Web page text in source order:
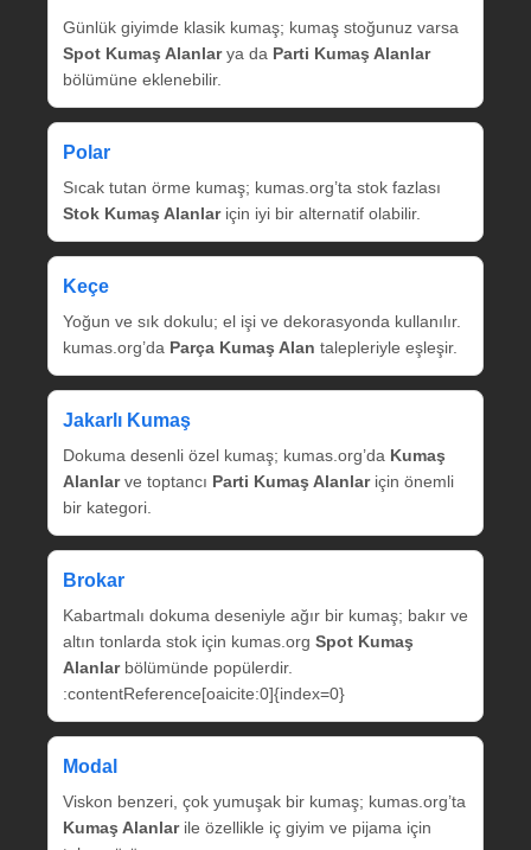
Günlük giyimde klasik kumaş; kumaş stoğunuz varsa
Spot Kumaş Alanlarya da Parti Kumaş Alanlar
bölümüne eklenebilir.
Polar
Sıcak tutan örme kumaş; kumas.org’ta stok fazlası
Stok Kumaş Alanlariçin iyi bir alternatif olabilir.
Keçe
Yoğun ve sık dokulu; el işi ve dekorasyonda kullanılır.
kumas.org’da Parça Kumaş Alan talepleriyle eşleşir.
Jakarlı Kumaş
Dokuma desenli özel kumaş; kumas.org’da Kumaş
Alanlarve toptancı Parti Kumaş Alanlariçin önemli
bir kategori.
Brokar
Kabartmalı dokuma deseniyle ağır bir kumaş; bakır ve
altın tonlarda stok için kumas.org Spot Kumaş
Alanlarbölümünde popülerdir.
:contentReference[oaicite:0]{index=0}
Modal
Viskon benzeri, çok yumuşak bir kumaş; kumas.org’ta
Kumaş Alanlarile özellikle iç giyim ve pijama için